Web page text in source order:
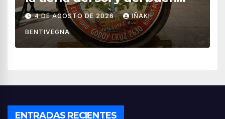
vino
4 DE AGOSTO DE 2026 IÑAKI
BENTIVEGNA
ENTRADAS RECIENTES